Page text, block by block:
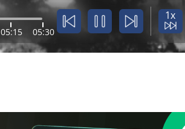
05:15 05:30
1x